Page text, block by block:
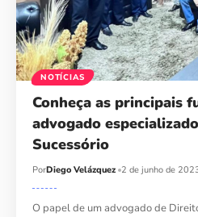
NOTÍCIAS
Conheça as principais
advogado
Sucessório
PorDiego Velázquez 2 de junho de
O papel de um advogado de